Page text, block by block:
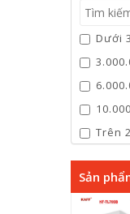
Dưới
Trên
Sản